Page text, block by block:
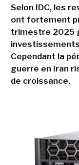
Selon IDC, les
ont fortement
trimestre 2025
Cependant la
guerre en Iran
de croissance.